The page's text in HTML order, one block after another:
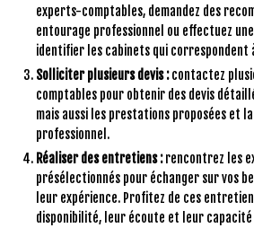
experts-comptables, demandez des
entourage professionnel ou effectuez
identifier les cabinets qui correspondent
Solliciter plusieurs devis :contactez
comptables pour obtenir des devis
mais aussi les prestations proposées et
professionnel.
Réaliser des entretiens :rencontrez les
présélectionnés pour échanger sur vos
leur expérience. Profitez de ces
disponibilité, leur écoute et leur capacité